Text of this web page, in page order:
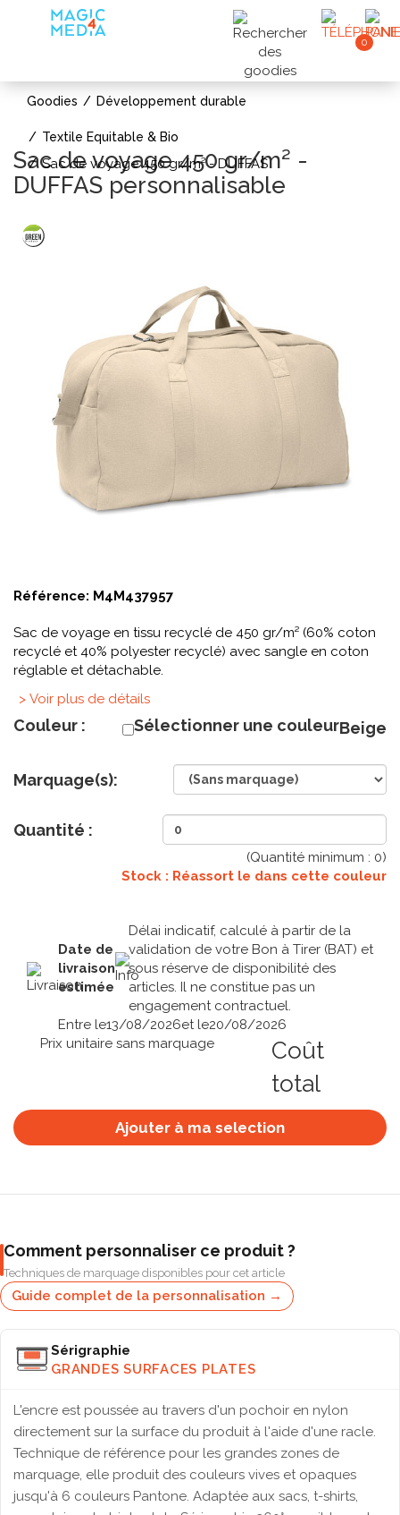
0
Goodies Développement durable
Textile Equitable & Bio
Sac de voyage 450 gr/m² - DUFFAS
Sac de voyage 450 gr/m² -
DUFFAS personnalisable
Référence: M4M437957
Sac de voyage en tissu recyclé de 450 gr/m² (60% coton
recyclé et 40% polyester recyclé) avec sangle en coton
réglable et détachable.
> Voir plus de détails
Couleur : Sélectionner une couleurBeige
Marquage(s):
Quantité :
(Quantité minimum : 0)
Stock : Réassort le dans cette couleur
Date de
livraison
estimée
Délai indicatif, calculé à partir de la
validation de votre Bon à Tirer (BAT) et
sous réserve de disponibilité des
articles. Il ne constitue pas un
engagement contractuel.
Entre le13/08/2026et le20/08/2026
Prix unitaire sans marquage
Coût
total
Ajouter à ma selection
Comment personnaliser ce produit ?
Techniques de marquage disponibles pour cet article
Guide complet de la personnalisation →
Sérigraphie
GRANDES SURFACES PLATES
L'encre est poussée au travers d'un pochoir en nylon
directement sur la surface du produit à l'aide d'une racle.
Technique de référence pour les grandes zones de
marquage, elle produit des couleurs vives et opaques
jusqu'à 6 couleurs Pantone. Adaptée aux sacs, t-shirts,